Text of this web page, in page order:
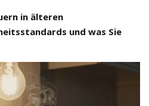
in älteren
und was Sie